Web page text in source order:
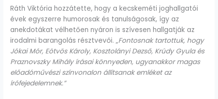
Ráth Viktória hozzátette, hogy a kecskeméti joghallgatói
évek egyszerre humorosak és tanulságosak, így az
anekdotákat vélhetően nyáron is szívesen hallgatják az
irodalmi barangolás résztvevői. „Fontosnak tartottuk, hogy
Jókai Mór, Eötvös Károly, Kosztolányi Dezső, Krúdy Gyula és
Praznovszky Mihály írásai könnyeden, ugyanakkor magas
előadóművészi színvonalon állítsanak emléket az
írófejedelemnek.”